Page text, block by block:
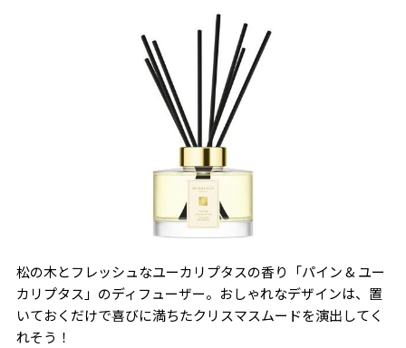
松の木とフレッシュなユーカリプタスの香り「パイン & ユー
カリプタス」のディフューザー。おしゃれなデザインは、置
いておくだけで喜びに満ちたクリスマスムードを演出してく
れそう！